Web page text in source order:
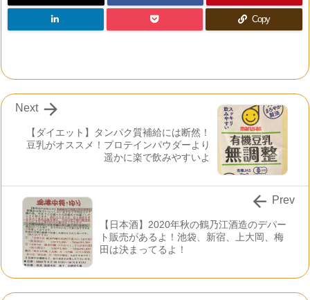
Copy
【ダイエット】タンパク質補給には断然！
豆乳がオススメ！プロテインパウダーより
遥かに楽で飲みやすいよ

Next
【日本酒】2020年秋の鶴乃江酒造のデパー
ト販売があるよ！池袋、新宿、上大岡、梅
田は決まってるよ！
 Prev